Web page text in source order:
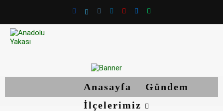
Anasayfa
Gündem
İlçelerimiz